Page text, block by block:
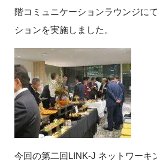
階コミュニケーションラウンジに
ションを実施しました。
今回の第二回LINK-J ネットワーキ